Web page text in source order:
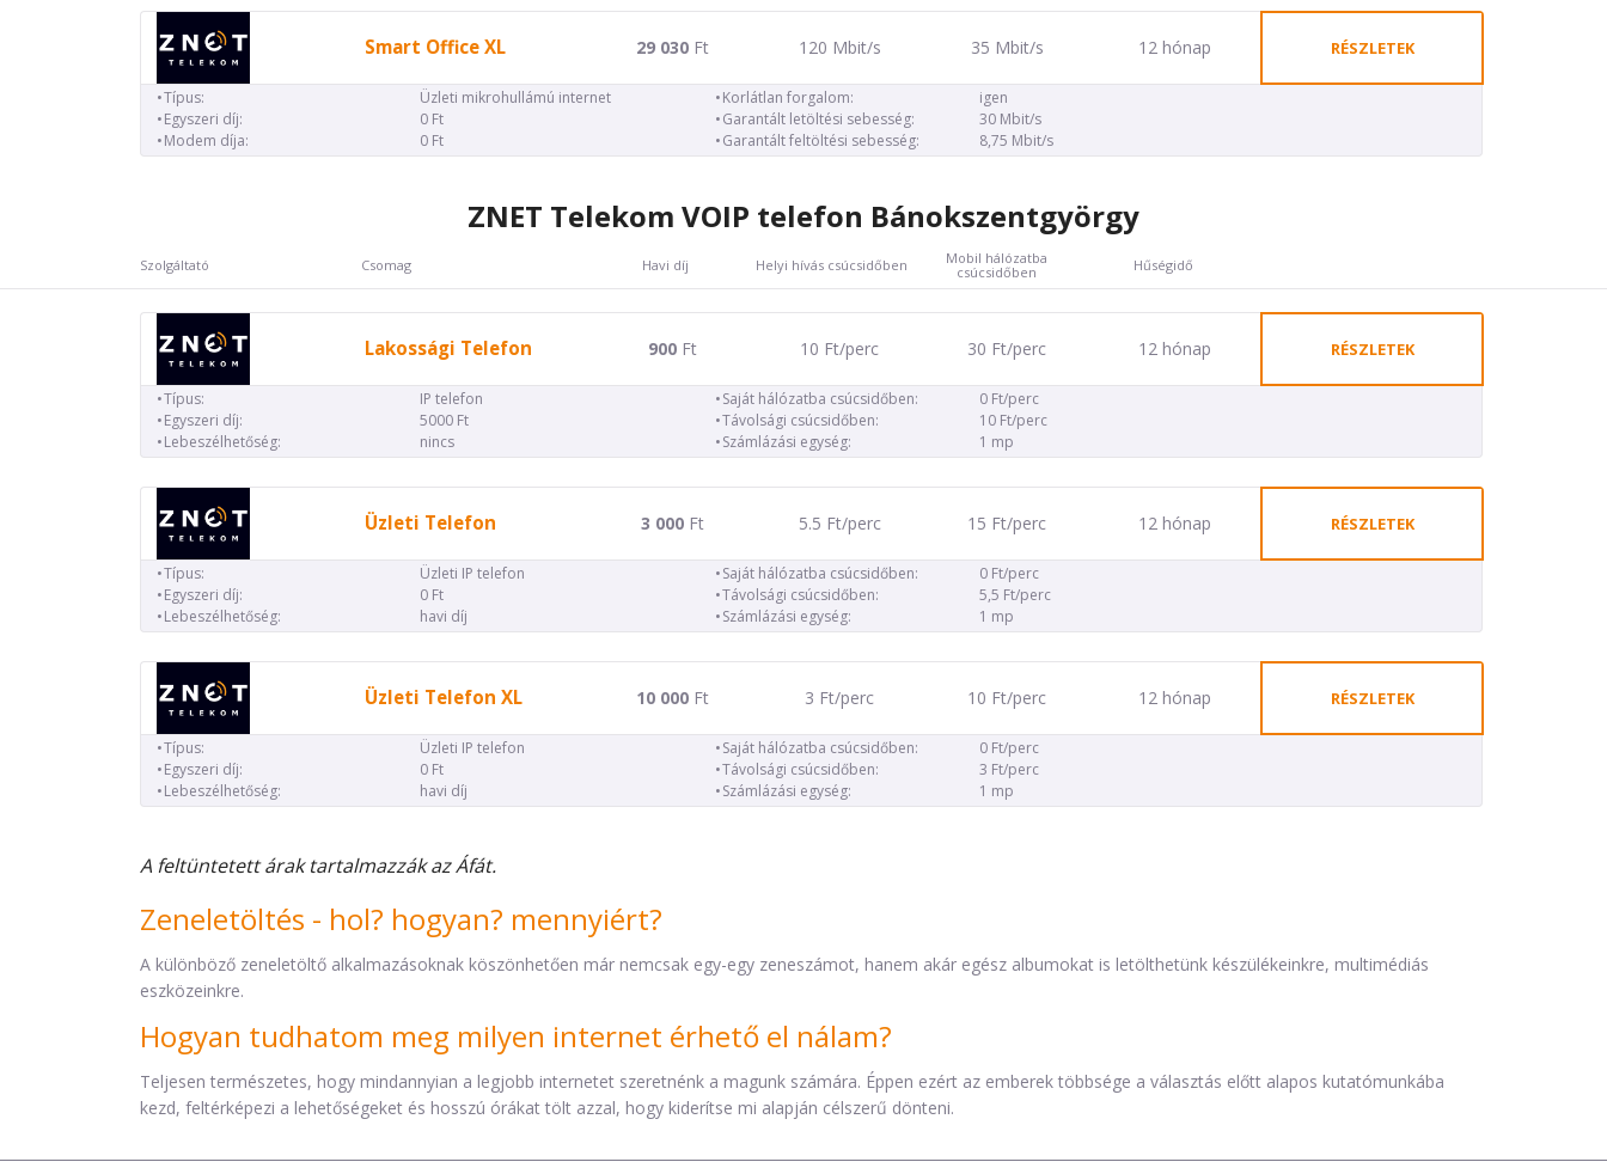
Smart Office XL 29 030Ft 120 Mbit/s 35 Mbit/s 12 hónap RÉSZLETEK
Típus:
Üzleti mikrohullámú internet
Egyszeri díj:
0 Ft
Modem díja:
0 Ft
Korlátlan forgalom:
igen
Garantált letöltési sebesség:
30 Mbit/s
Garantált feltöltési sebesség:
8,75 Mbit/s
ZNET Telekom VOIP telefon Bánokszentgyörgy
Szolgáltató Csomag Havi díj Helyi hívás csúcsidőben
Mobil hálózatba
csúcsidőben
Hűségidő
Lakossági Telefon 900Ft 10 Ft/perc 30 Ft/perc 12 hónap RÉSZLETEK
Típus:
IP telefon
Egyszeri díj:
5000 Ft
Lebeszélhetőség:
nincs
Saját hálózatba csúcsidőben:
0 Ft/perc
Távolsági csúcsidőben:
10 Ft/perc
Számlázási egység:
1 mp
Üzleti Telefon 3 000Ft 5.5 Ft/perc 15 Ft/perc 12 hónap RÉSZLETEK
Típus:
Üzleti IP telefon
Egyszeri díj:
0 Ft
Lebeszélhetőség:
havi díj
Saját hálózatba csúcsidőben:
0 Ft/perc
Távolsági csúcsidőben:
5,5 Ft/perc
Számlázási egység:
1 mp
Üzleti Telefon XL 10 000Ft 3 Ft/perc 10 Ft/perc 12 hónap RÉSZLETEK
Típus:
Üzleti IP telefon
Egyszeri díj:
0 Ft
Lebeszélhetőség:
havi díj
Saját hálózatba csúcsidőben:
0 Ft/perc
Távolsági csúcsidőben:
3 Ft/perc
Számlázási egység:
1 mp
A feltüntetett árak tartalmazzák az Áfát.
Zeneletöltés - hol? hogyan? mennyiért?
A különböző zeneletöltő alkalmazásoknak köszönhetően már nemcsak egy-egy zeneszámot, hanem akár egész albumokat is letölthetünk készülékeinkre, multimédiás
eszközeinkre.
Hogyan tudhatom meg milyen internet érhető el nálam?
Teljesen természetes, hogy mindannyian a legjobb internetet szeretnénk a magunk számára. Éppen ezért az emberek többsége a választás előtt alapos kutatómunkába
kezd, feltérképezi a lehetőségeket és hosszú órákat tölt azzal, hogy kiderítse mi alapján célszerű dönteni.